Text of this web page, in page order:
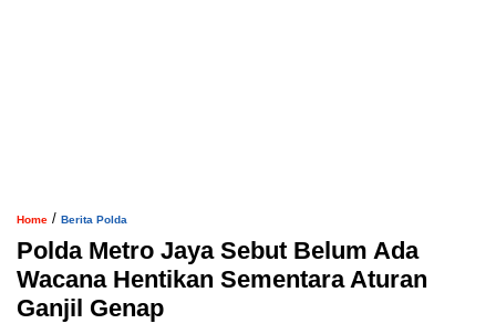
Home / Berita Polda
Polda Metro Jaya Sebut Belum Ada
Wacana Hentikan Sementara Aturan
Ganjil Genap